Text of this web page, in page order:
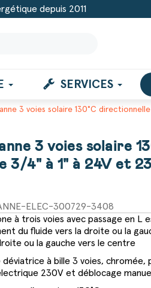
depuis 2011
SERVICES
3 voies solaire 130°C
3 voies solaire
3/4" à 1" à 24V et
ELEC-300729-3408
à trois voies avec passage en
du fluide vers la droite ou la
ou la gauche vers le centre
déviatrice à bille 3 voies,
230V et déblocage